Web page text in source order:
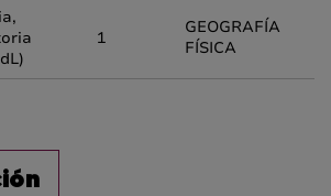
1
GEOGRAFÍA
FÍSICA